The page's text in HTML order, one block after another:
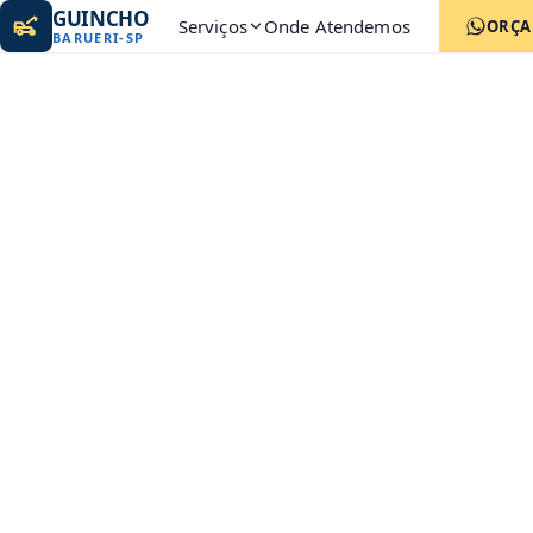
GUINCHO
BARUERI-SP Serviços Onde Atendemos